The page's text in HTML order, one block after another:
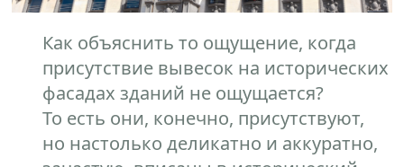
Как объяснить то ощущение, когда
присутствие вывесок на исторических
фасадах зданий не ощущается?
То есть они, конечно, присутствуют,
но настолько деликатно и аккуратно,